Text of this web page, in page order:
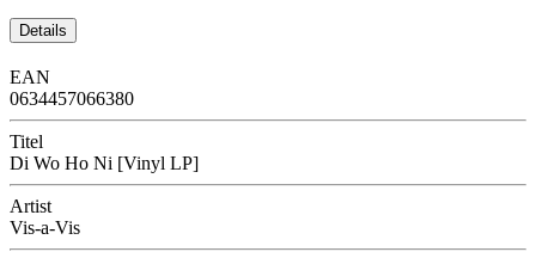
Details
EAN
0634457066380
Titel
Di Wo Ho Ni [Vinyl LP]
Artist
Vis-a-Vis